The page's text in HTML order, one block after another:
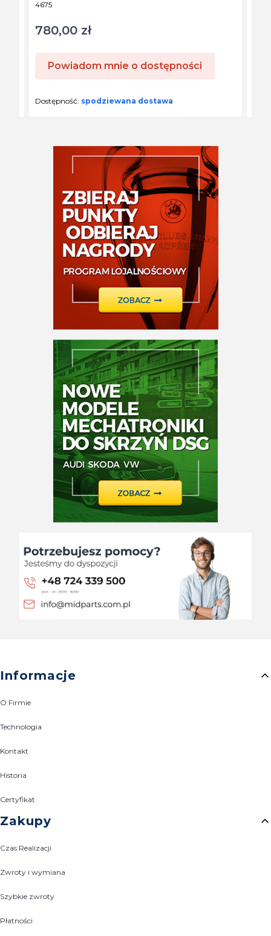
Kod produktu
4675
Cena
780,00 zł
Powiadom mnie o dostępności
Dostępność: spodziewana dostawa
Linki w stopce
Informacje
O Firmie
Technologia
Kontakt
Historia
Certyfikat
Zakupy
Czas Realizacji
Zwroty i wymiana
Szybkie zwroty
Płatności